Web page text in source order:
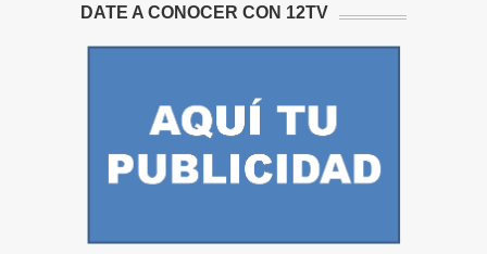
DATE A CONOCER CON 12TV